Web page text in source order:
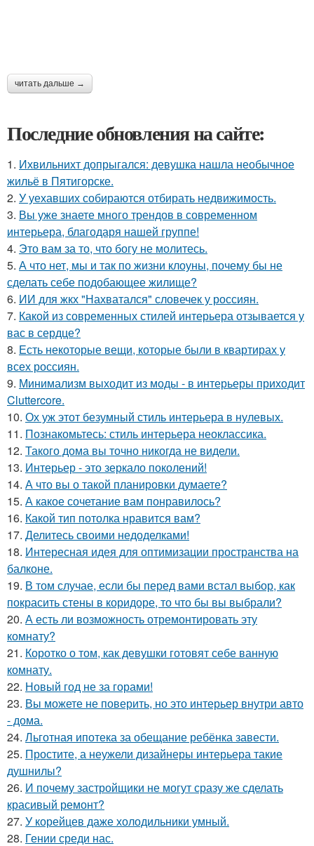
читать дальше →
Последние обновления на сайте:
1. Ихвильнихт допрыгался: девушка нашла необычное
жильё в Пятигорске.
2. У уехавших собираются отбирать недвижимость.
3. Вы уже знаете много трендов в современном
интерьера, благодаря нашей группе!
4. Это вам за то, что богу не молитесь.
5. А что нет, мы и так по жизни клоуны, почему бы не
сделать себе подобающее жилище?
6. ИИ для жкх "Нахватался" словечек у россиян.
7. Какой из современных стилей интерьера отзывается у
вас в сердце?
8. Есть некоторые вещи, которые были в квартирах у
всех россиян.
9. Минимализм выходит из моды - в интерьеры приходит
Cluttercore.
10. Ох уж этот безумный стиль интерьера в нулевых.
11. Познакомьтесь: стиль интерьера неоклассика.
12. Такого дома вы точно никогда не видели.
13. Интерьер - это зеркало поколений!
14. А что вы о такой планировки думаете?
15. А какое сочетание вам понравилось?
16. Какой тип потолка нравится вам?
17. Делитесь своими недоделками!
18. Интересная идея для оптимизации пространства на
балконе.
19. В том случае, если бы перед вами встал выбор, как
покрасить стены в коридоре, то что бы вы выбрали?
20. А есть ли возможность отремонтировать эту
комнату?
21. Коротко о том, как девушки готовят себе ванную
комнату.
22. Новый год не за горами!
23. Вы можете не поверить, но это интерьер внутри авто
- дома.
24. Льготная ипотека за обещание ребёнка завести.
25. Простите, а неужели дизайнеры интерьера такие
душнилы?
26. И почему застройщики не могут сразу же сделать
красивый ремонт?
27. У корейцев даже холодильники умный.
28. Гении среди нас.